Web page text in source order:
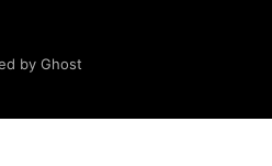
per Conto di Rete
by Ghost